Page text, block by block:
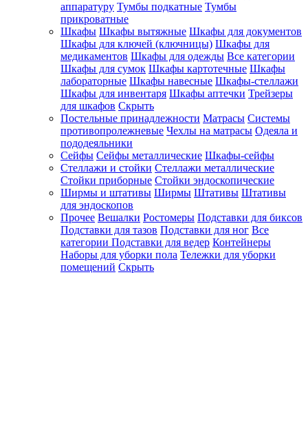
аппаратуру Тумбы подкатные Тумбы
прикроватные
Шкафы Шкафы вытяжные Шкафы для документов
Шкафы для ключей (ключницы) Шкафы для
медикаментов Шкафы для одежды Все категории
Шкафы для сумок Шкафы картотечные Шкафы
лабораторные Шкафы навесные Шкафы-стеллажи
Шкафы для инвентаря Шкафы аптечки Трейзеры
для шкафов Скрыть
Постельные принадлежности Матрасы Системы
противопролежневые Чехлы на матрасы Одеяла и
пододеяльники
Сейфы Сейфы металлические Шкафы-сейфы
Стеллажи и стойки Стеллажи металлические
Стойки приборные Стойки эндоскопические
Ширмы и штативы Ширмы Штативы Штативы
для эндоскопов
Прочее Вешалки Ростомеры Подставки для биксов
Подставки для тазов Подставки для ног Все
категории Подставки для ведер Контейнеры
Наборы для уборки пола Тележки для уборки
помещений Скрыть